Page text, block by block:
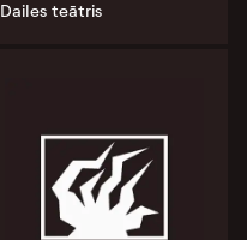
Dailes teātris